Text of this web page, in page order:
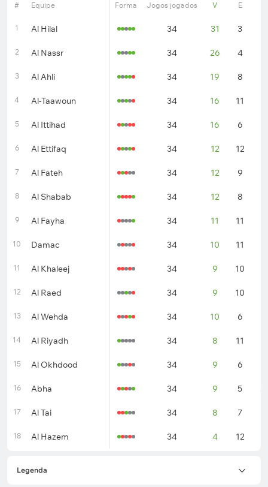
# Equipe Forma Jogos jogados V E
1 Al Hilal 34 31 3
2 Al Nassr 34 26 4
3 Al Ahli 34 19 8
4 Al-Taawoun 34 16 11
5 Al Ittihad 34 16 6
6 Al Ettifaq 34 12 12
7 Al Fateh 34 12 9
8 Al Shabab 34 12 8
9 Al Fayha 34 11 11
10 Damac 34 10 11
11 Al Khaleej 34 9 10
12 Al Raed 34 9 10
13 Al Wehda 34 10 6
14 Al Riyadh 34 8 11
15 Al Okhdood 34 9 6
16 Abha 34 9 5
17 Al Tai 34 8 7
18 Al Hazem 34 4 12
Legenda